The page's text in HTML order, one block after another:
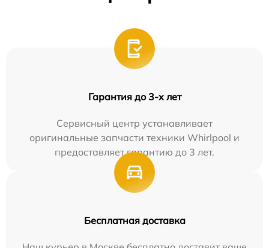
Гарантия до 3-х лет
Сервисный центр устанавливает
оригинальные запчасти техники Whirlpool и
предоставляет гарантию до 3 лет.
Бесплатная доставка